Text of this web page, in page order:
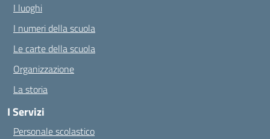
I luoghi
I numeri della scuola
Le carte della scuola
Organizzazione
La storia
I Servizi
Personale scolastico